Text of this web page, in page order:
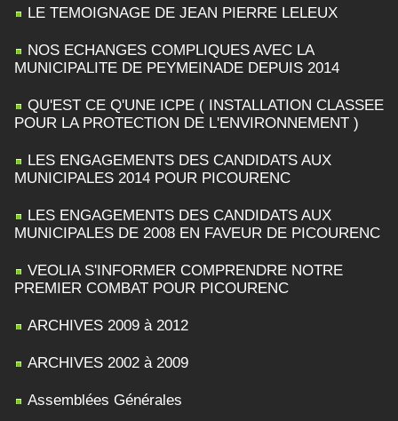
LE TEMOIGNAGE DE JEAN PIERRE LELEUX
NOS ECHANGES COMPLIQUES AVEC LA
MUNICIPALITE DE PEYMEINADE DEPUIS 2014
QU'EST CE Q'UNE ICPE ( INSTALLATION CLASSEE
POUR LA PROTECTION DE L'ENVIRONNEMENT )
LES ENGAGEMENTS DES CANDIDATS AUX
MUNICIPALES 2014 POUR PICOURENC
LES ENGAGEMENTS DES CANDIDATS AUX
MUNICIPALES DE 2008 EN FAVEUR DE PICOURENC
VEOLIA S'INFORMER COMPRENDRE NOTRE
PREMIER COMBAT POUR PICOURENC
ARCHIVES 2009 à 2012
ARCHIVES 2002 à 2009
Assemblées Générales